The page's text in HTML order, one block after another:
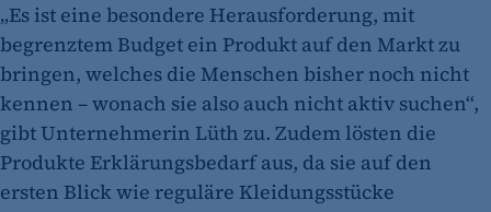
„Es ist eine besondere Herausforderung, mit
begrenztem Budget ein Produkt auf den Markt zu
bringen, welches die Menschen bisher noch nicht
kennen – wonach sie also auch nicht aktiv suchen“,
gibt Unternehmerin Lüth zu. Zudem lösten die
Produkte Erklärungsbedarf aus, da sie auf den
ersten Blick wie reguläre Kleidungsstücke